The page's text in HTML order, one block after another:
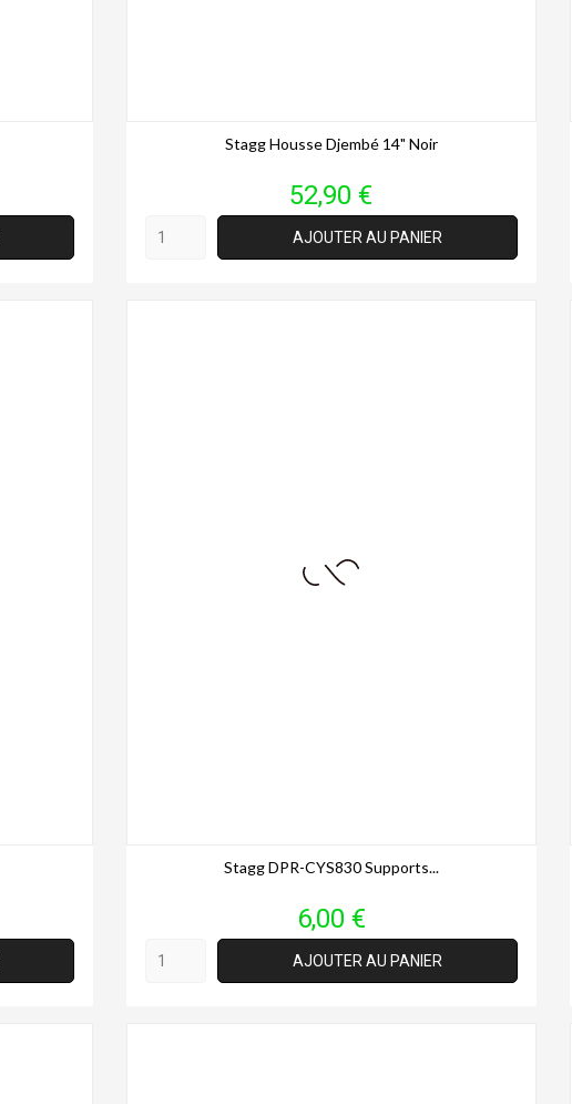
Stagg Housse Djembé 14" Noir
Prix
52,90 €
AJOUTER AU PANIER
Stagg DPR-CYS830 Supports...
Prix
6,00 €
AJOUTER AU PANIER